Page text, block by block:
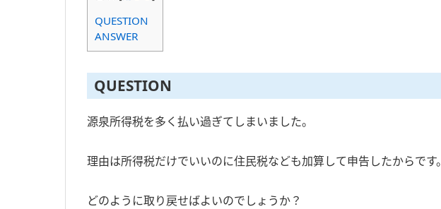
QUESTION
ANSWER
QUESTION
源泉所得税を多く払い過ぎてしまいました。
理由は所得税だけでいいのに住民税なども加算して申告したからです。
どのように取り戻せばよいのでしょうか？